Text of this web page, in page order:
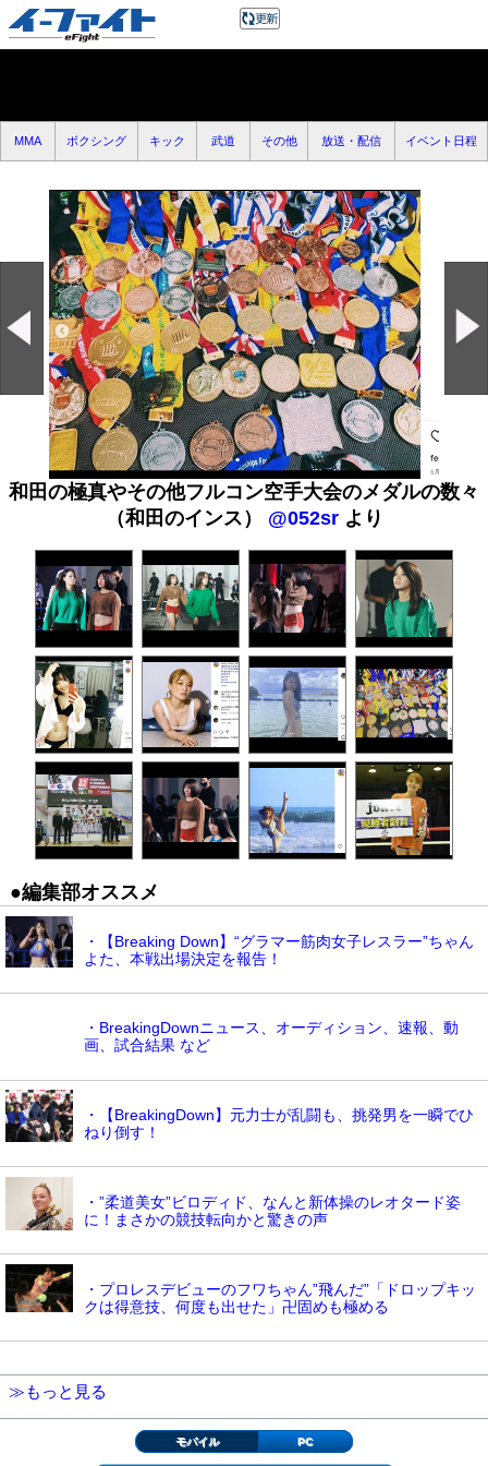
MMA ボクシング キック 武道 その他 放送・配信 イベント日程
和田の極真やその他フルコン空手大会のメダルの数々
（和田のインス） @052srより
●編集部オススメ
・【Breaking Down】“グラマー筋肉女子レスラー”ちゃん
よた、本戦出場決定を報告！
・BreakingDownニュース、オーディション、速報、動
画、試合結果 など
・【BreakingDown】元力士が乱闘も、挑発男を一瞬でひ
ねり倒す！
・”柔道美女”ビロディド、なんと新体操のレオタード姿
に！まさかの競技転向かと驚きの声
・プロレスデビューのフワちゃん”飛んだ”「ドロップキッ
クは得意技、何度も出せた」卍固めも極める
≫もっと見る
モバイル PC